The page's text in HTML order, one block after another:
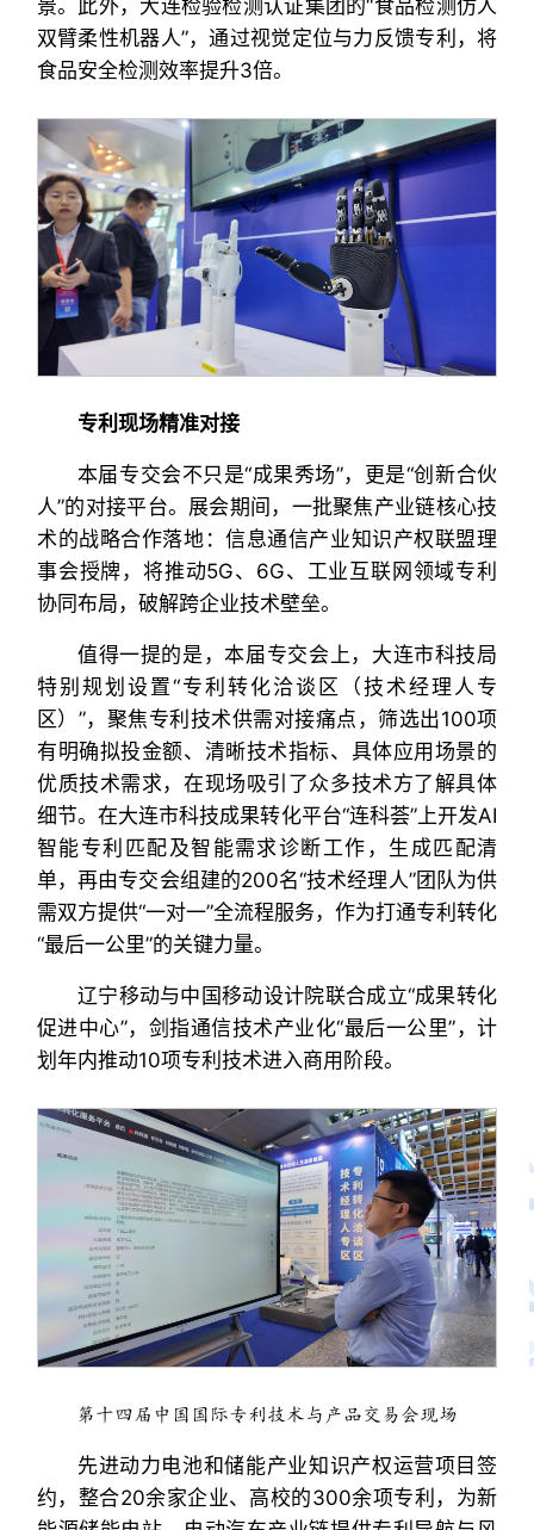
景。此外，大连检验检测认证集团的“食品检测仿人
双臂柔性机器人”，通过视觉定位与力反馈专利，将
食品安全检测效率提升3倍。
专利现场精准对接
本届专交会不只是“成果秀场”，更是“创新合伙
人”的对接平台。展会期间，一批聚焦产业链核心技
术的战略合作落地：信息通信产业知识产权联盟理
事会授牌，将推动5G、6G、工业互联网领域专利
协同布局，破解跨企业技术壁垒。
值得一提的是，本届专交会上，大连市科技局
特别规划设置“专利转化洽谈区（技术经理人专
区）”，聚焦专利技术供需对接痛点，筛选出100项
有明确拟投金额、清晰技术指标、具体应用场景的
优质技术需求，在现场吸引了众多技术方了解具体
细节。在大连市科技成果转化平台“连科荟”上开发AI
智能专利匹配及智能需求诊断工作，生成匹配清
单，再由专交会组建的200名“技术经理人”团队为供
需双方提供“一对一”全流程服务，作为打通专利转化
“最后一公里”的关键力量。
辽宁移动与中国移动设计院联合成立“成果转化
促进中心”，剑指通信技术产业化“最后一公里”，计
划年内推动10项专利技术进入商用阶段。
第十四届中国国际专利技术与产品交易会现场
先进动力电池和储能产业知识产权运营项目签
约，整合20余家企业、高校的300余项专利，为新